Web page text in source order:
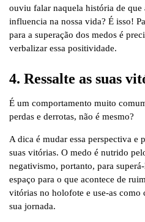
ouviu falar naquela história de
influencia na nossa vida? É isso!
para a superação dos medos é
verbalizar essa positividade.
4. Ressalte as suas
É um comportamento muito
perdas e derrotas, não é mesmo?
A dica é mudar essa perspectiva e
suas vitórias. O medo é nutrido
negativismo, portanto, para
espaço para o que acontece de
vitórias no holofote e use-as como
sua jornada.